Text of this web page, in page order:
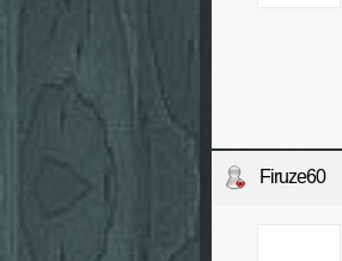
Firuze60